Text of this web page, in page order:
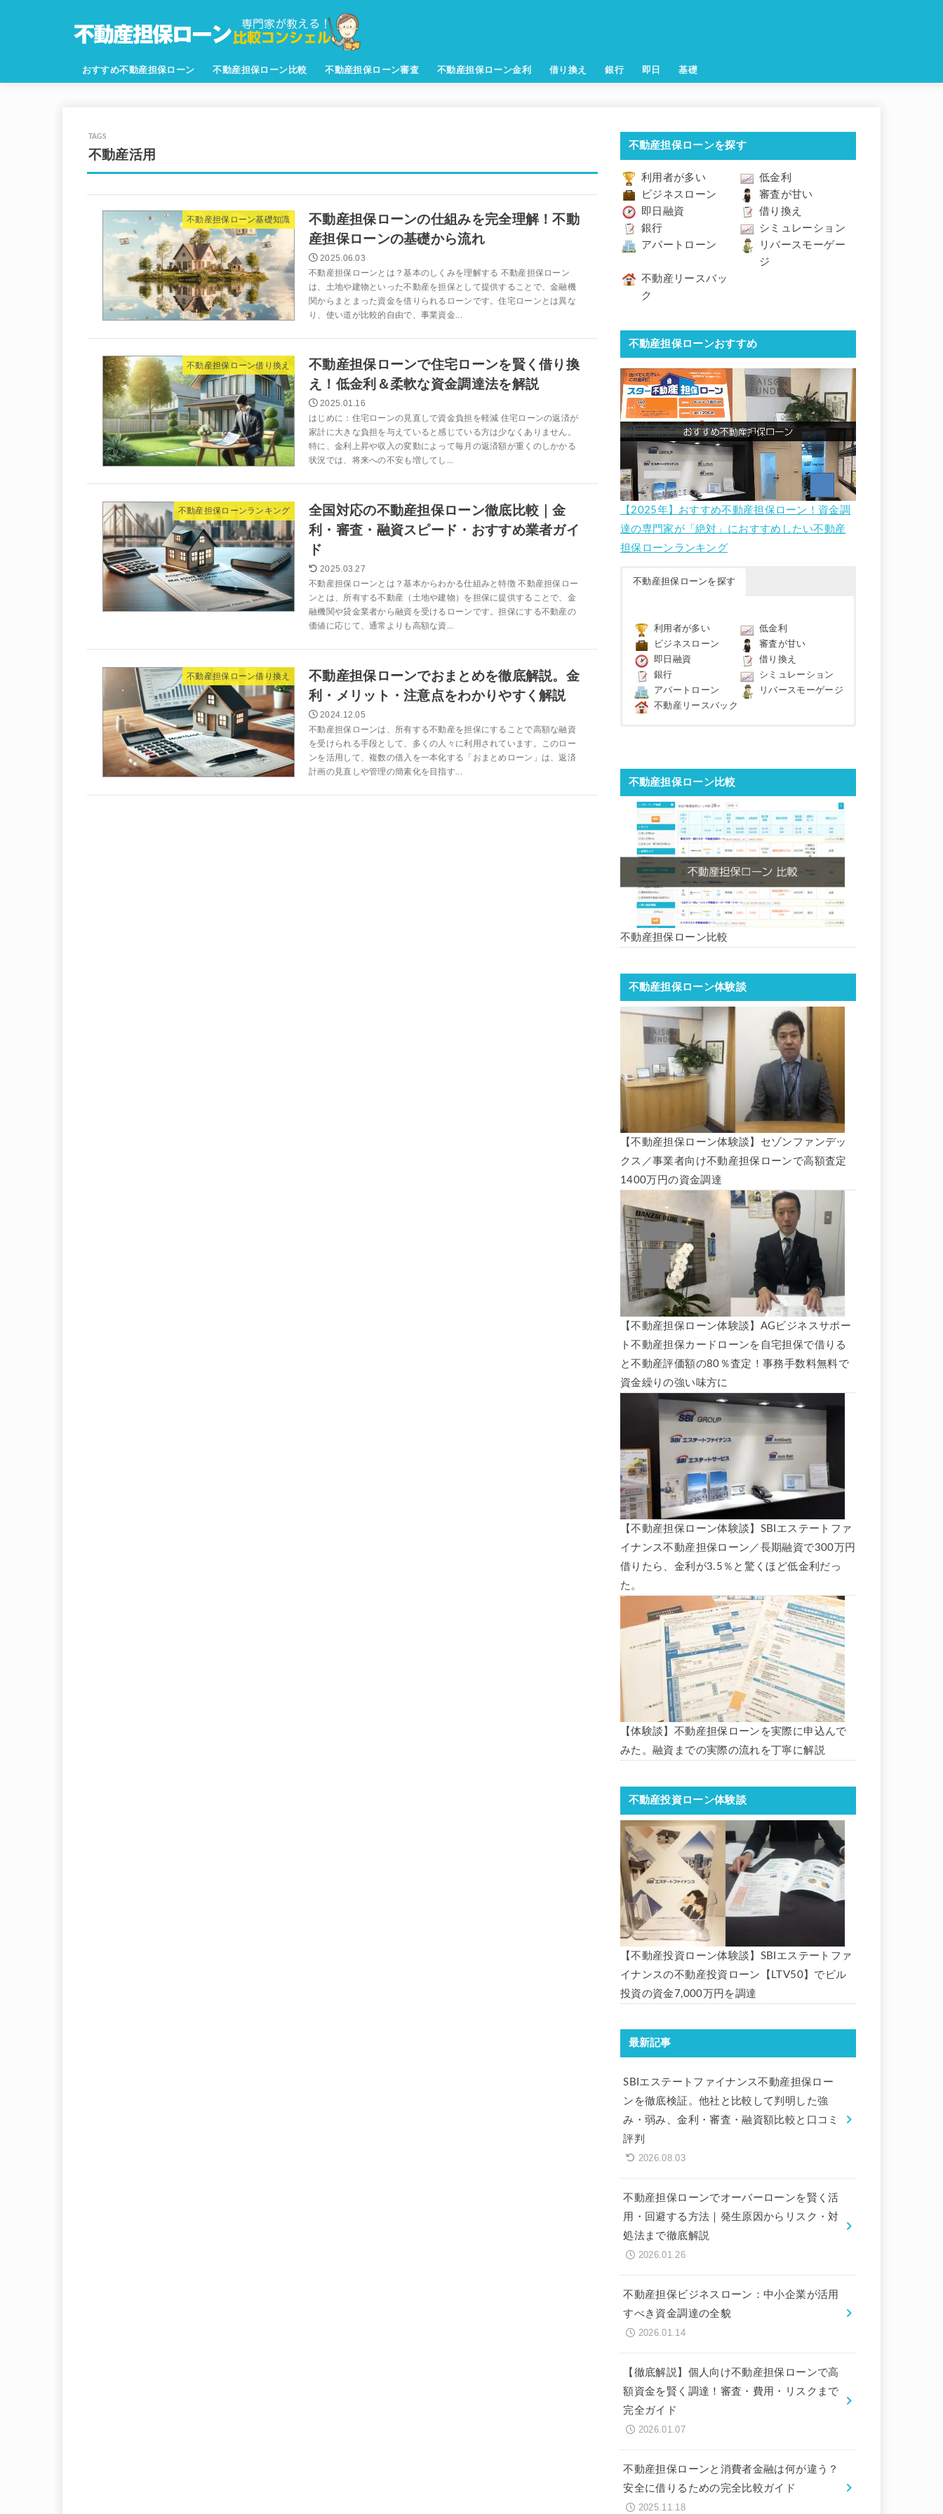
おすすめ不動産担保ローン 不動産担保ローン比較 不動産担保ローン審査 不動産担保ローン金利 借り換え 銀行 即日 基礎
不動産活用
不動産担保ローン基礎知識
不動産担保ローンの仕組みを完全理解！不動
産担保ローンの基礎から流れ
2025.06.03
不動産担保ローンとは？基本のしくみを理解する 不動産担保ローン
は、土地や建物といった不動産を担保として提供することで、金融機
関からまとまった資金を借りられるローンです。住宅ローンとは異な
り、使い道が比較的自由で、事業資金...
不動産担保ローン借り換え
不動産担保ローンで住宅ローンを賢く借り換
え！低金利＆柔軟な資金調達法を解説
2025.01.16
はじめに：住宅ローンの見直しで資金負担を軽減 住宅ローンの返済が
家計に大きな負担を与えていると感じている方は少なくありません。
特に、金利上昇や収入の変動によって毎月の返済額が重くのしかかる
状況では、将来への不安も増してし...
不動産担保ローンランキング
全国対応の不動産担保ローン徹底比較｜金
利・審査・融資スピード・おすすめ業者ガイ
ド
2025.03.27
不動産担保ローンとは？基本からわかる仕組みと特徴 不動産担保ロー
ンとは、所有する不動産（土地や建物）を担保に提供することで、金
融機関や貸金業者から融資を受けるローンです。担保にする不動産の
価値に応じて、通常よりも高額な資...
不動産担保ローン借り換え
不動産担保ローンでおまとめを徹底解説。金
利・メリット・注意点をわかりやすく解説
2024.12.05
不動産担保ローンは、所有する不動産を担保にすることで高額な融資
を受けられる手段として、多くの人々に利用されています。このロー
ンを活用して、複数の借入を一本化する「おまとめローン」は、返済
計画の見直しや管理の簡素化を目指す...
不動産担保ローンを探す
利用者が多い
低金利
ビジネスローン
審査が甘い
即日融資
借り換え
銀行
シミュレーション
アパートローン
リバースモーゲー
ジ
不動産リースバッ
ク
不動産担保ローンおすすめ
【2025年】おすすめ不動産担保ローン！資金調
達の専門家が「絶対」におすすめしたい不動産
担保ローンランキング
不動産担保ローンを探す
利用者が多い
低金利
ビジネスローン
審査が甘い
即日融資
借り換え
銀行
シミュレーション
アパートローン
リバースモーゲージ
不動産リースバック
不動産担保ローン比較
不動産担保ローン比較
不動産担保ローン体験談
【不動産担保ローン体験談】セゾンファンデッ
クス／事業者向け不動産担保ローンで高額査定
1400万円の資金調達
【不動産担保ローン体験談】AGビジネスサポー
ト不動産担保カードローンを自宅担保で借りる
と不動産評価額の80％査定！事務手数料無料で
資金繰りの強い味方に
【不動産担保ローン体験談】SBIエステートファ
イナンス不動産担保ローン／長期融資で300万円
借りたら、金利が3.5％と驚くほど低金利だっ
た。
【体験談】不動産担保ローンを実際に申込んで
みた。融資までの実際の流れを丁寧に解説
不動産投資ローン体験談
【不動産投資ローン体験談】SBIエステートファ
イナンスの不動産投資ローン【LTV50】でビル
投資の資金7,000万円を調達
最新記事
SBIエステートファイナンス不動産担保ロー
ンを徹底検証。他社と比較して判明した強
み・弱み、金利・審査・融資額比較と口コミ
評判
2026.08.03
不動産担保ローンでオーバーローンを賢く活
用・回避する方法｜発生原因からリスク・対
処法まで徹底解説
2026.01.26
不動産担保ビジネスローン：中小企業が活用
すべき資金調達の全貌
2026.01.14
【徹底解説】個人向け不動産担保ローンで高
額資金を賢く調達！審査・費用・リスクまで
完全ガイド
2026.01.07
不動産担保ローンと消費者金融は何が違う？
安全に借りるための完全比較ガイド
2025.11.18